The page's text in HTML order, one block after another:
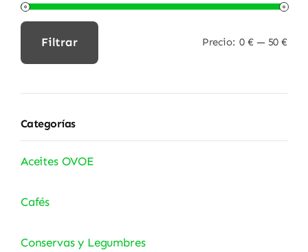
Filtrar Precio: 0 € — 50 €
Categorías
Aceites OVOE
Cafés
Conservas y Legumbres